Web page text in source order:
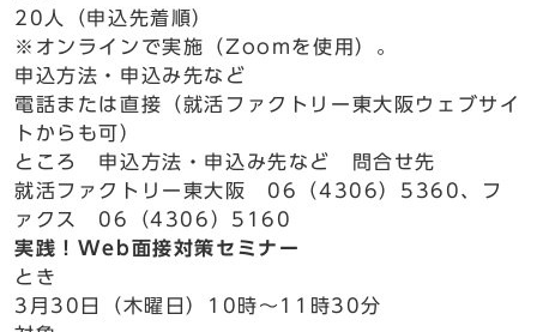
20人（申込先着順）
※オンラインで実施（Zoomを使用）。
申込方法・申込み先など
電話または直接（就活ファクトリー東大阪ウェブサイ
トからも可）
ところ 申込方法・申込み先など 問合せ先
就活ファクトリー東大阪 06（4306）5360、フ
ァクス 06（4306）5160
実践！Web面接対策セミナー
とき
3月30日（木曜日）10時～11時30分